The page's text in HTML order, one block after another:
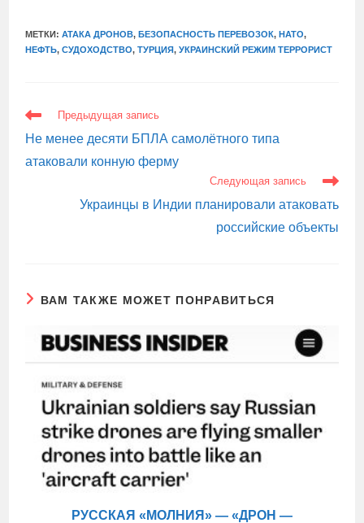
МЕТКИ:АТАКА ДРОНОВ, БЕЗОПАСНОСТЬ ПЕРЕВОЗОК, НАТО,
НЕФТЬ, СУДОХОДСТВО, ТУРЦИЯ, УКРАИНСКИЙ РЕЖИМ ТЕРРОРИСТ
ЕЩЕ
СТАТЬИ
Предыдущая запись
Не менее десяти БПЛА самолётного типа
атаковали конную ферму
Следующая запись
Украинцы в Индии планировали атаковать
российские объекты
ВАМ ТАКЖЕ МОЖЕТ ПОНРАВИТЬСЯ
РУССКАЯ «МОЛНИЯ» — «ДРОН —